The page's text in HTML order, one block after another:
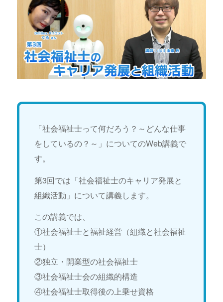
「社会福祉士って何だろう？～どんな仕事
をしているの？～」についてのWeb講義で
す。
第3回では「社会福祉士のキャリア発展と
組織活動」について講義します。
この講義では、
①社会福祉士と福祉経営（組織と社会福祉
士）
②独立・開業型の社会福祉士
③社会福祉士会の組織的構造
④社会福祉士取得後の上乗せ資格